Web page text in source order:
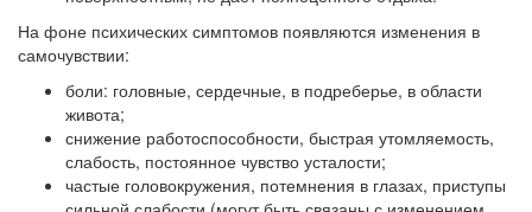
На фоне психических симптомов появляются изменения в
самочувствии:
боли: головные, сердечные, в подреберье, в области
живота;
снижение работоспособности, быстрая утомляемость,
слабость, постоянное чувство усталости;
частые головокружения, потемнения в глазах, приступы